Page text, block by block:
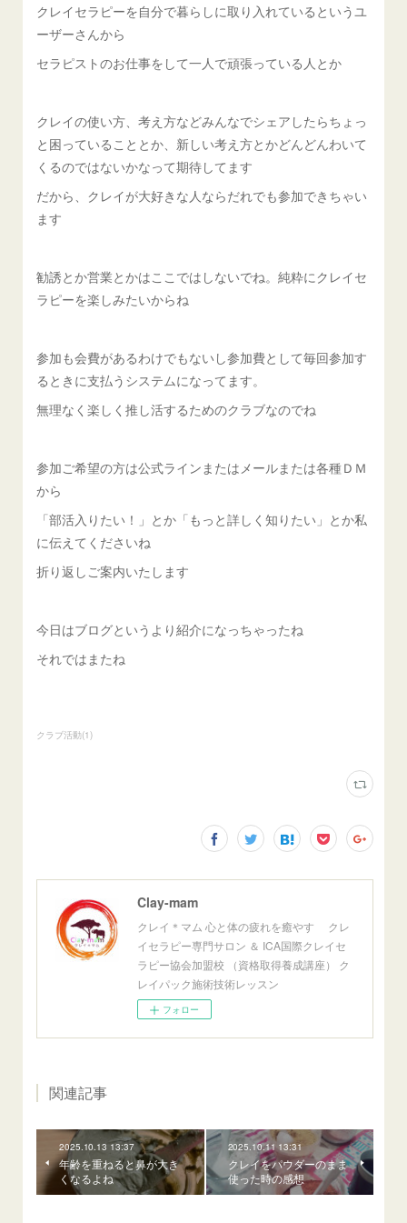
クレイセラピーを自分で暮らしに取り入れているというユ
ーザーさんから
セラピストのお仕事をして一人で頑張っている人とか
クレイの使い方、考え方などみんなでシェアしたらちょっ
と困っていることとか、新しい考え方とかどんどんわいて
くるのではないかなって期待してます
だから、クレイが大好きな人ならだれでも参加できちゃい
ます
勧誘とか営業とかはここではしないでね。純粋にクレイセ
ラピーを楽しみたいからね
参加も会費があるわけでもないし参加費として毎回参加す
るときに支払うシステムになってます。
無理なく楽しく推し活するためのクラブなのでね
参加ご希望の方は公式ラインまたはメールまたは各種ＤＭ
から
「部活入りたい！」とか「もっと詳しく知りたい」とか私
に伝えてくださいね
折り返しご案内いたします
今日はブログというより紹介になっちゃったね
それではまたね
クラブ活動(1)
Clay-mam
クレイ＊マム 心と体の疲れを癒やす クレ
イセラピー専門サロン ＆ ICA国際クレイセ
ラピー協会加盟校 （資格取得養成講座） ク
レイパック施術技術レッスン
フォロー
関連記事
2025.10.13 13:37
年齢を重ねると鼻が大き
くなるよね
2025.10.11 13:31
クレイをパウダーのまま
使った時の感想